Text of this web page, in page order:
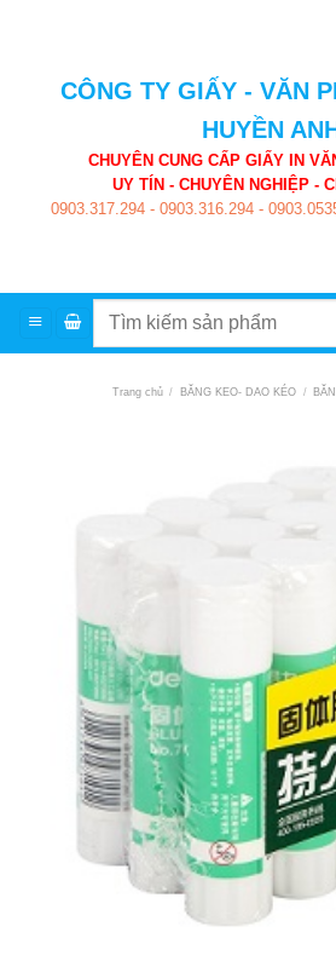
CÔNG TY GIẤY - VĂN
HUYỀN
CHUYÊN CUNG CẤP GIẤY IN
UY TÍN - CHUYÊN NGHIỆP -
0903.317.294 - 0903.316.294 -
Trang chủ / BĂNG KEO- DAO KÉO /